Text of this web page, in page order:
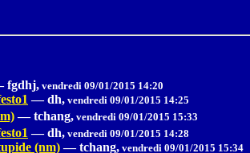
fgdhj, vendredi 09/01/2015 14:20
— dh, vendredi 09/01/2015 14:25
— tchang, vendredi 09/01/2015 15:33
— dh, vendredi 09/01/2015 14:28
(nm) — tchang, vendredi 09/01/2015 15:34